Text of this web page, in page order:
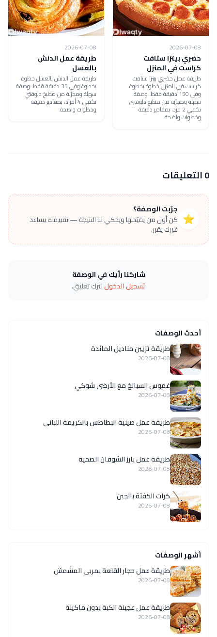
2026-07-08
حضري بيتزا ستافت
كراست في المنزل
طريقة عمل حضري بيتزا ستافت
كراست في المنزل خطوة بخطوة
وفي 150 دقيقة فقط. وصفة
سهلة ومجرّبة من مطبخ دلوقتي
تكفي 2 فرد، بمقادير دقيقة
وخطوات واضحة.
2026-07-08
طريقة عمل الدنش
بالعسل
طريقة عمل الدنش بالعسل خطوة
بخطوة وفي 35 دقيقة فقط. وصفة
سهلة ومجرّبة من مطبخ دلوقتي
تكفي 4 أفراد، بمقادير دقيقة
وخطوات واضحة.
0 التعليقات
⭐
جرّبت الوصفة؟
كن أول من يقيّمها ويحكي لنا النتيجة — تقييمك يساعد
غيرك يقرر.
شاركنا رأيك في الوصفة
تسجيل الدخوللترك تعليق.
أحدث الوصفات
طريقة تزيين مناديل المائدة
2026-07-08
غموس السبانخ مع الأرضي شوكي
2026-07-08
طريقة عمل صينية البطاطس بالكريمة اللبانى
2026-07-08
طريقة عمل بارز الشوفان الصحية
2026-07-08
كرات الكفتة بالجبن
2026-07-08
أشهر الوصفات
طريقة عمل حجار القلعة بمربى المشمش
2026-07-08
طريقة عمل عجينة الكبة بدون ماكينة
2026-07-08